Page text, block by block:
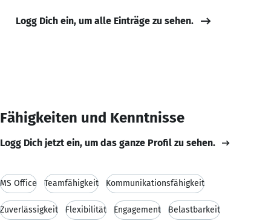
Logg Dich ein, um alle Einträge zu sehen.
Fähigkeiten und Kenntnisse
Logg Dich jetzt ein, um das ganze Profil zu sehen.
MS Office Teamfähigkeit Kommunikationsfähigkeit
Zuverlässigkeit Flexibilität Engagement Belastbarkeit